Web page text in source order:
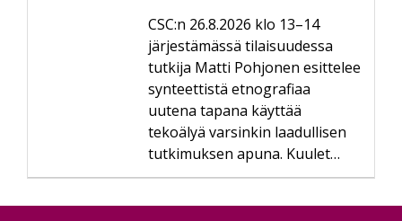
CSC:n 26.8.2026 klo 13–14
järjestämässä tilaisuudessa
tutkija Matti Pohjonen esittelee
synteettistä etnografiaa
uutena tapana käyttää
tekoälyä varsinkin laadullisen
tutkimuksen apuna. Kuulet…